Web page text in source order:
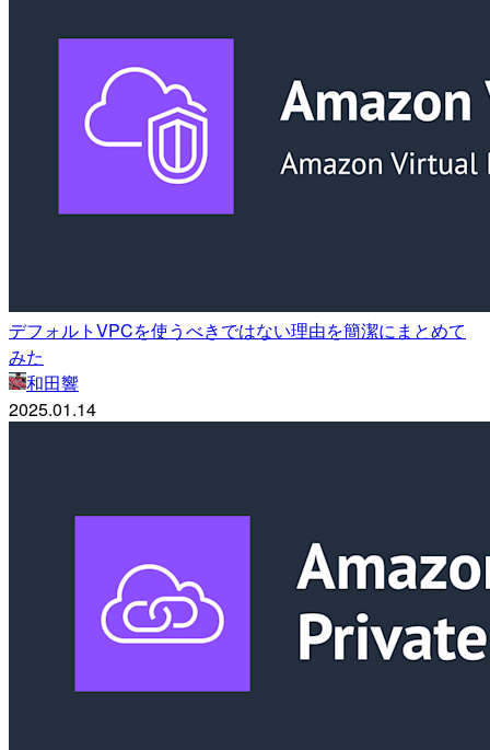
デフォルトVPCを使うべきではない理由を簡潔にまとめて
みた
和田響
2025.01.14